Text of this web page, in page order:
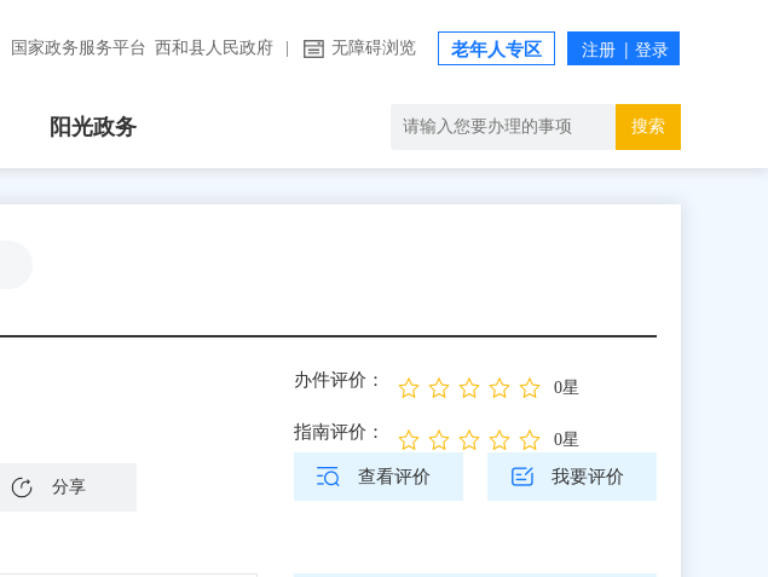
国家政务服务平台 西和县人民政府 无障碍浏览 老年人专区
阳光政务 搜索
分享
办件评价： 0星
指南评价： 0星
查看评价 我要评价